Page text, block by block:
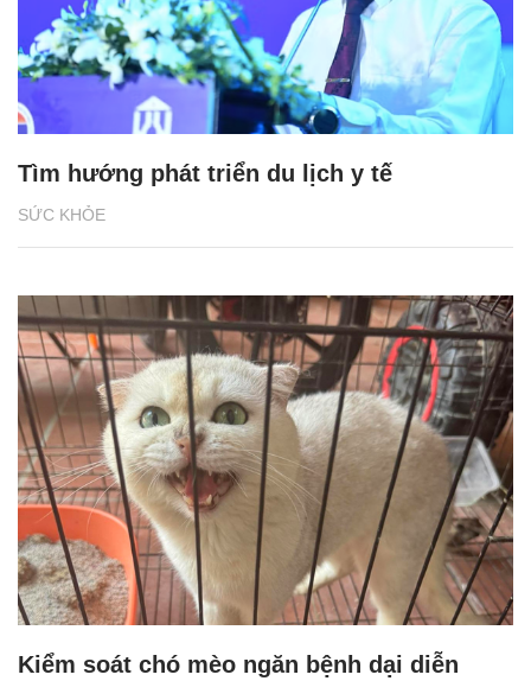
SỨC KHỎE
Tìm hướng phát triển du lịch y tế
Kiểm soát chó mèo ngăn bệnh dại diễn